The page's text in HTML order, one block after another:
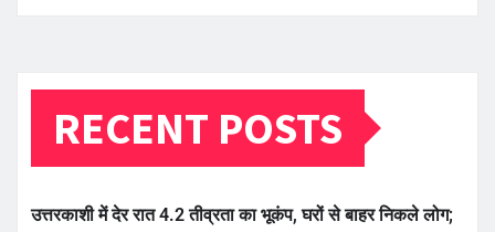
RECENT POSTS
उत्तरकाशी में देर रात 4.2 तीव्रता का भूकंप, घरों से बाहर निकले लोग;